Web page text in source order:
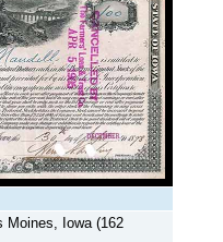
Moines, Iowa (162